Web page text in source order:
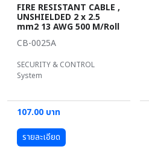
FIRE RESISTANT CABLE ,
UNSHIELDED 2 x 2.5
mm2 13 AWG 500 M/Roll
CB-0025A
SECURITY & CONTROL
System
107.00 บาท
รายละเอียด